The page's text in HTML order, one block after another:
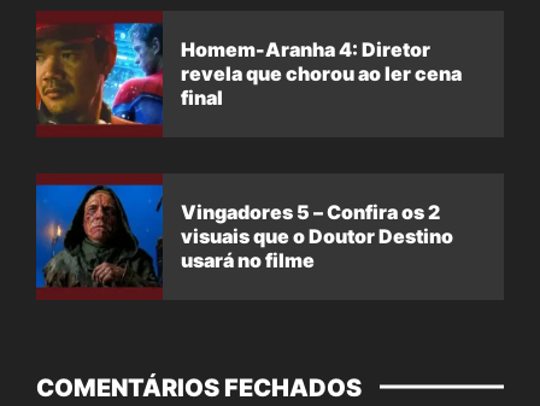
Homem-Aranha 4: Diretor
revela que chorou ao ler cena
final
Vingadores 5 – Confira os 2
visuais que o Doutor Destino
usará no filme
COMENTÁRIOS FECHADOS